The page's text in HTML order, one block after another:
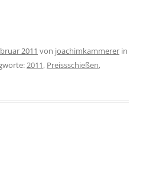
2011 von joachimkammerer in
2011, Preissschießen,